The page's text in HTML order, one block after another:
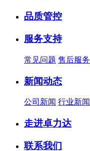
品质管控
服务支持
常见问题 售后服务
新闻动态
公司新闻 行业新闻
走进卓力达
联系我们